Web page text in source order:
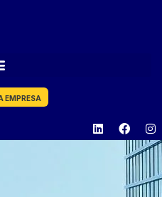
EMPRESA